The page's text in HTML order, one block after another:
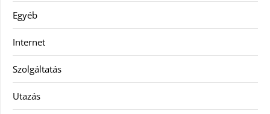
Egyéb
Internet
Szolgáltatás
Utazás